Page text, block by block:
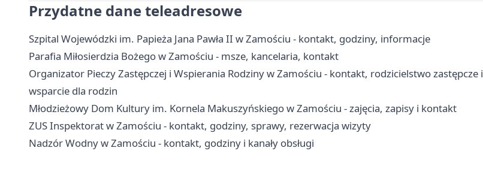
Przydatne dane teleadresowe
Szpital Wojewódzki im. Papieża Jana Pawła II w Zamościu - kontakt, godziny, informacje
Parafia Miłosierdzia Bożego w Zamościu - msze, kancelaria, kontakt
Organizator Pieczy Zastępczej i Wspierania Rodziny w Zamościu - kontakt, rodzicielstwo zastępcze i
wsparcie dla rodzin
Młodzieżowy Dom Kultury im. Kornela Makuszyńskiego w Zamościu - zajęcia, zapisy i kontakt
ZUS Inspektorat w Zamościu - kontakt, godziny, sprawy, rezerwacja wizyty
Nadzór Wodny w Zamościu - kontakt, godziny i kanały obsługi